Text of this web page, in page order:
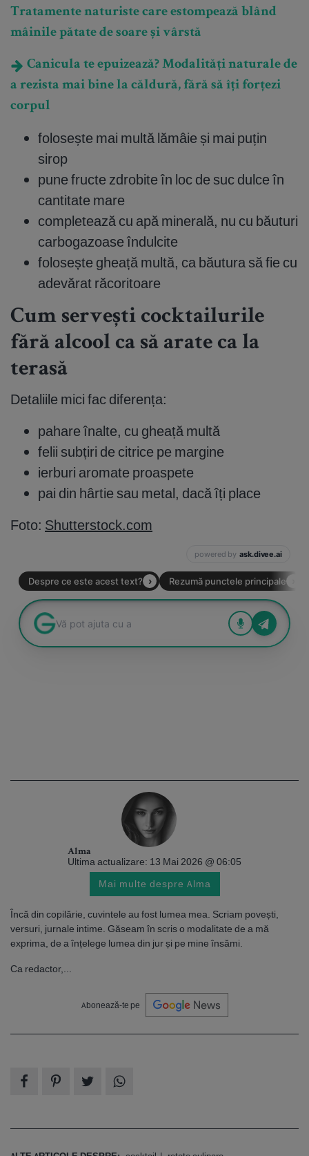
Tratamente naturiste care estompează blând
mâinile pătate de soare și vârstă
Canicula te epuizează? Modalități naturale de
a rezista mai bine la căldură, fără să îți forțezi
corpul
folosește mai multă lămâie și mai puțin
sirop
pune fructe zdrobite în loc de suc dulce în
cantitate mare
completează cu apă minerală, nu cu băuturi
carbogazoase îndulcite
folosește gheață multă, ca băutura să fie cu
adevărat răcoritoare
Cum servești cocktailurile
fără alcool ca să arate ca la
terasă
Detaliile mici fac diferența:
pahare înalte, cu gheață multă
felii subțiri de citrice pe margine
ierburi aromate proaspete
pai din hârtie sau metal, dacă îți place
Foto: Shutterstock.com
Alma
Ultima actualizare: 13 Mai 2026 @ 06:05
Mai multe despre Alma
Încă din copilărie, cuvintele au fost lumea mea. Scriam povești,
versuri, jurnale intime. Găseam în scris o modalitate de a mă
exprima, de a înțelege lumea din jur și pe mine însămi.
Ca redactor,...
Abonează-te pe